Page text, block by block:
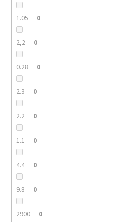
1.05 0
2,2 0
0.28 0
2.3 0
2.2 0
1.1 0
4.4 0
9.8 0
2900 0